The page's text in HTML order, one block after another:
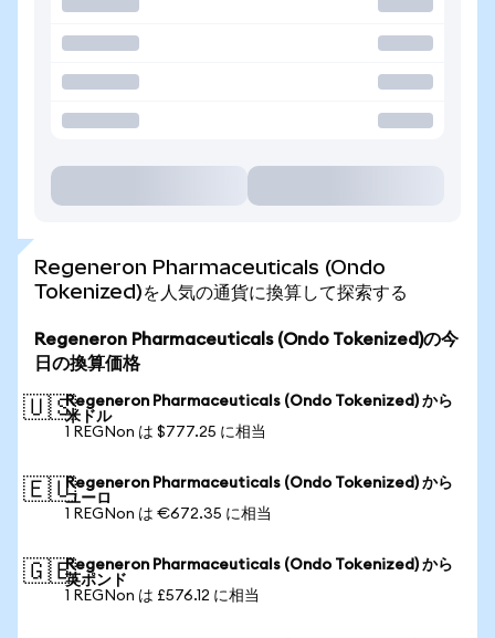
Regeneron Pharmaceuticals (Ondo
Tokenized)を人気の通貨に換算して探索する
Regeneron Pharmaceuticals (Ondo Tokenized)の今
日の換算価格
🇺🇸Regeneron Pharmaceuticals (Ondo Tokenized) から
米ドル
1 REGNon は $777.25 に相当
🇪🇺Regeneron Pharmaceuticals (Ondo Tokenized) から
ユーロ
1 REGNon は €672.35 に相当
🇬🇧Regeneron Pharmaceuticals (Ondo Tokenized) から
英ポンド
1 REGNon は £576.12 に相当